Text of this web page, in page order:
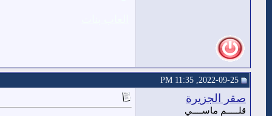
صقر الجزيرة
قلـــــم ماســــي